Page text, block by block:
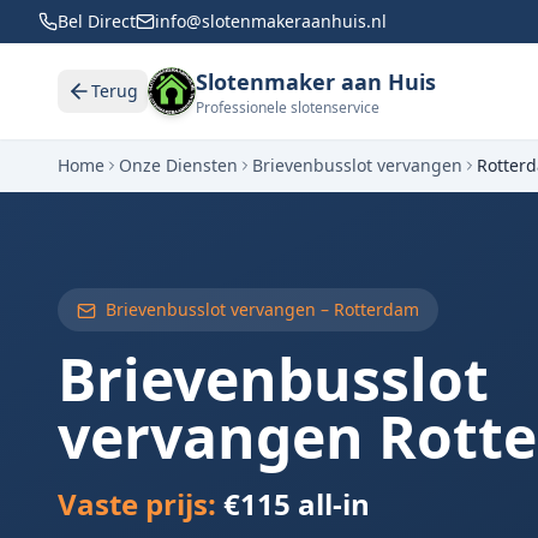
Bel Direct info@slotenmakeraanhuis.nl
Terug Slotenmaker aan Huis
Professionele slotenservice
Home Onze Diensten Brievenbusslot vervangen
Brievenbusslot vervangen – Rotterdam
Brievenbusslot
vervangen
Vaste prijs: €115 all-in